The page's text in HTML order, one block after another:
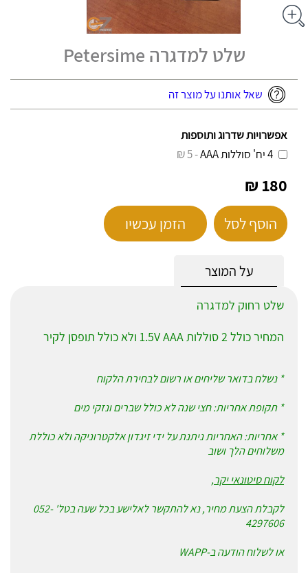
שלט למדגרה Petersime
שאל אותנו על מוצר זה
אפשרויות שדרוג ותוספות
4 יח' סוללות AAA
- 5 ₪
180 ₪
הוסף לסל הזמן עכשיו
על המוצר
שלט רחוק למדגרה
המחיר כולל 2 סוללות 1.5V AAA ולא כולל תופסן לקיר
* נשלח בדואר שליחים או רשום לבחירת הלקוח
* תקופת אחריות: חצי שנה לא כולל שברים ונזקי מים
* אחריות: האחריות ניתנת על ידי זיגדון אלקטרוניקה ולא כוללת
משלוחים הלך ושוב
לקוח סיטונאי יקר,
לקבלת הצעת מחיר, נא להתקשר לאלישע בכל שעה בטל' 052-
4297606
או לשלוח הודעה ב-WAPP